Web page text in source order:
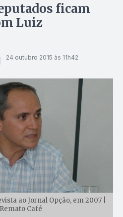
ficam
Luiz
24 outubro 2015 às 11h42
ao Jornal Opção, em 2007 |
Café